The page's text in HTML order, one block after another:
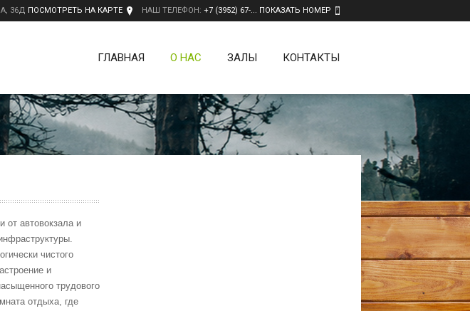
36Д ПОСМОТРЕТЬ НА КАРТЕ НАШ ТЕЛЕФОН: +7 (3952) 67-... ПОКАЗАТЬ НОМЕР
ГЛАВНАЯ О НАС ЗАЛЫ КОНТАКТЫ
от автовокзала и
чистого
и
трудового
отдыха, где